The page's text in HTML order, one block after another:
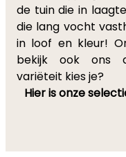
de tuin die in
die lang vocht
in loof en kleur!
bekijk ook ons
variëteit kies je?
Hier is onze